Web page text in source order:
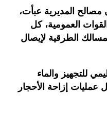
مصالح المديرية عبأت،
العمومية، كل
الطرقية لإيصال
للتجهيز والماء
عمليات إزاحة الأحجار